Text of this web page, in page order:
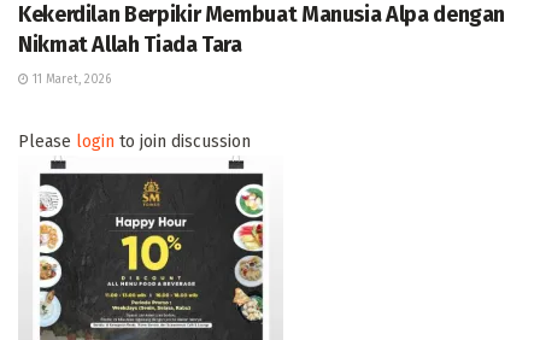
Kekerdilan Berpikir Membuat Manusia Alpa dengan
Nikmat Allah Tiada Tara
11 Maret, 2026
Please login to join discussion